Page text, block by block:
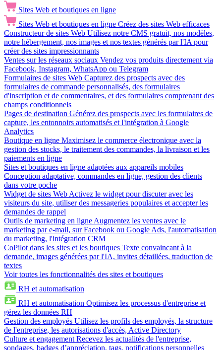
Sites Web et boutiques en ligne
Sites Web et boutiques en ligne Créez des sites Web efficaces
Constructeur de sites Web Utilisez notre CMS gratuit, nos modèles,
notre hébergement, nos images et nos textes générés par l'IA pour
créer des sites impressionnants
Ventes sur les réseaux sociaux Vendez vos produits directement via
Facebook, Instagram, WhatsApp ou Telegram
Formulaires de sites Web Capturez des prospects avec des
formulaires de commande personnalisés, des formulaires
d'inscription et de commentaires, et des formulaires comprenant des
champs conditionnels
Pages de destination Générez des prospects avec les formulaires de
capture, les entonnoirs automatisés et l'intégration à Google
Analytics
Boutique en ligne Maximisez le commerce électronique avec la
gestion des stocks, le traitement des commandes, la livraison et les
paiements en ligne
Sites et boutiques en ligne adaptées aux appareils mobiles
Conception adaptative, commandes en ligne, gestion des clients
dans votre poche
Widget de sites Web Activez le widget pour discuter avec les
visiteurs du site, utiliser des messageries populaires et accepter les
demandes de rappel
Outils de marketing en ligne Augmentez les ventes avec le
marketing par e-mail, sur Facebook ou Google Ads, l'automatisation
du marketing, l'intégration CRM
CoPilot dans les sites et les boutiques Texte convaincant à la
demande, images générées par l'IA, invites détaillées, traduction de
textes
Voir toutes les fonctionnalités des sites et boutiques
RH et automatisation
RH et automatisation Optimisez les processus d'entreprise et
gérez les données RH
Gestion des employés Utilisez les profils des employés, la structure
de l'entreprise, les autorisations d'accès, Active Directory
Culture et engagement Recevez les actualités de l'entreprise,
sondages, badges d’appréciation, tags, notifications personnelles